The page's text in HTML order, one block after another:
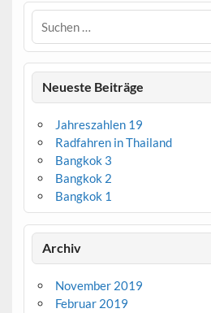
Neueste Beiträge
Jahreszahlen 19
Radfahren in Thailand
Bangkok 3
Bangkok 2
Bangkok 1
Archiv
November 2019
Februar 2019